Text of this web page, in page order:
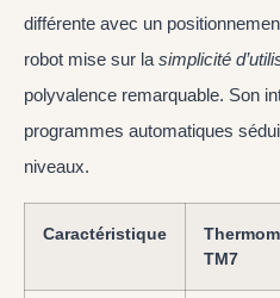
différente avec un
robot mise sur la simplicité
polyvalence remarquable. Son
programmes automatiques
niveaux.
Caractéristique
TM7